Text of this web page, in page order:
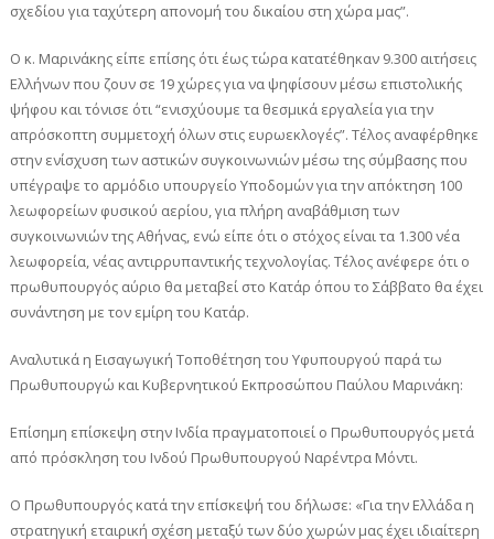
σχεδίου για ταχύτερη απονομή του δικαίου στη χώρα μας”.
Ο κ. Μαρινάκης είπε επίσης ότι έως τώρα κατατέθηκαν 9.300 αιτήσεις
Ελλήνων που ζουν σε 19 χώρες για να ψηφίσουν μέσω επιστολικής
ψήφου και τόνισε ότι “ενισχύουμε τα θεσμικά εργαλεία για την
απρόσκοπτη συμμετοχή όλων στις ευρωεκλογές”. Τέλος αναφέρθηκε
στην ενίσχυση των αστικών συγκοινωνιών μέσω της σύμβασης που
υπέγραψε το αρμόδιο υπουργείο Υποδομών για την απόκτηση 100
λεωφορείων φυσικού αερίου, για πλήρη αναβάθμιση των
συγκοινωνιών της Αθήνας, ενώ είπε ότι ο στόχος είναι τα 1.300 νέα
λεωφορεία, νέας αντιρρυπαντικής τεχνολογίας. Τέλος ανέφερε ότι ο
πρωθυπουργός αύριο θα μεταβεί στο Κατάρ όπου το Σάββατο θα έχει
συνάντηση με τον εμίρη του Κατάρ.
Αναλυτικά η Εισαγωγική Τοποθέτηση του Υφυπουργού παρά τω
Πρωθυπουργώ και Κυβερνητικού Εκπροσώπου Παύλου Μαρινάκη:
Επίσημη επίσκεψη στην Ινδία πραγματοποιεί ο Πρωθυπουργός μετά
από πρόσκληση του Ινδού Πρωθυπουργού Ναρέντρα Μόντι.
Ο Πρωθυπουργός κατά την επίσκεψή του δήλωσε: «Για την Ελλάδα η
στρατηγική εταιρική σχέση μεταξύ των δύο χωρών μας έχει ιδιαίτερη